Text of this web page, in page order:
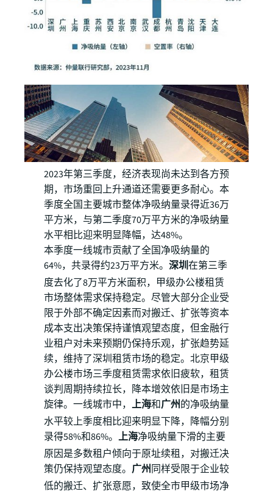
2023年第三季度，经济表现尚未达到各方预
期，市场重回上升通道还需要更多耐心。本
季度全国主要城市整体净吸纳量录得近36万
平方米，与第二季度70万平方米的净吸纳量
水平相比迎来明显降幅，达48%。
本季度一线城市贡献了全国净吸纳量的
64%，共录得约23万平方米。 深圳在第三季
度去化了8万平方米面积，甲级办公楼租赁
市场整体需求保持稳定。尽管大部分企业受
限于外部不确定因素而对搬迁、扩张等资本
成本支出决策保持谨慎观望态度，但金融行
业租户对未来预期仍保持乐观，扩张趋势延
续，维持了深圳租赁市场的稳定。北京甲级
办公楼市场三季度租赁需求依旧疲软，租赁
谈判周期持续拉长，降本增效依旧是市场主
旋律。一线城市中， 上海和广州的净吸纳量
水平较上季度相比迎来明显下降，降幅分别
录得58%和86%。 上海净吸纳量下滑的主要
原因是多数租户倾向于原址续租，对搬迁决
策仍保持观望态度。 广州同样受限于企业较
低的搬迁、扩张意愿，致使全市甲级市场净